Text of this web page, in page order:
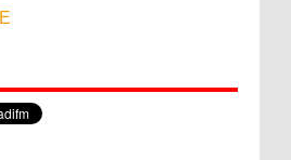
Bangun Islamic Centre di